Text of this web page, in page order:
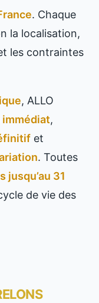
. Chaque
la localisation,
les contraintes
, ALLO
,
et
. Toutes
jusqu’au 31
de vie des